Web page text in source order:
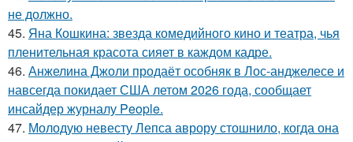
не должно.
45. Яна Кошкина: звезда комедийного кино и театра, чья
пленительная красота сияет в каждом кадре.
46. Анжелина Джоли продаёт особняк в Лос-анджелесе и
навсегда покидает США летом 2026 года, сообщает
инсайдер журналу People.
47. Молодую невесту Лепса аврору стошнило, когда она